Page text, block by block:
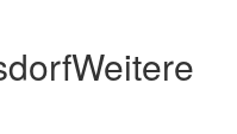
Weitere